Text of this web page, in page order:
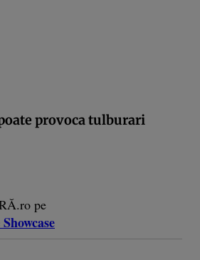
provoca tulburari
pe